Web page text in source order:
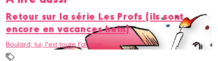
Retour sur la série Les Profs (ils sont
encore en vacances hein)
Boulard, lui, l'est toute l'année.